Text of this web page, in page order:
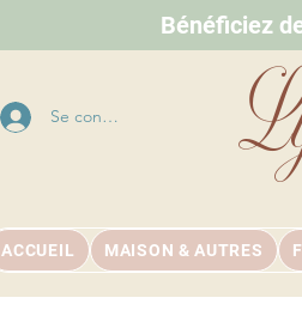
Bénéficiez
Se connecter
ACCUEIL MAISON & AUTRES